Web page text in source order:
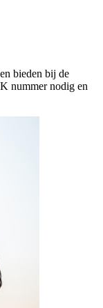
bieden bij de
nummer nodig en